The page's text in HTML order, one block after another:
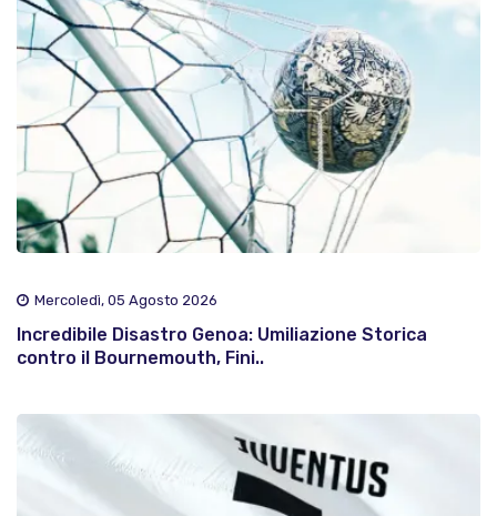
Mercoledì, 05 Agosto 2026
Incredibile Disastro Genoa: Umiliazione Storica
contro il Bournemouth, Fini..